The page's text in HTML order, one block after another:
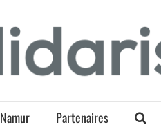
Namur Partenaires